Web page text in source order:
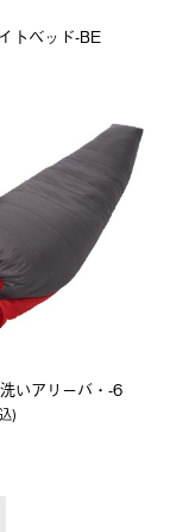
トベッド-BE
いアリーバ・-6
)